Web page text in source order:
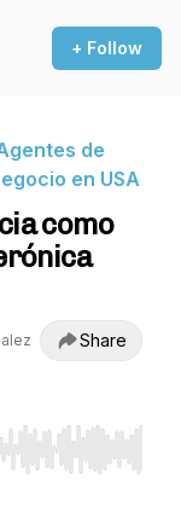
+ Follow
de
en USA
como
Share
End to jump to